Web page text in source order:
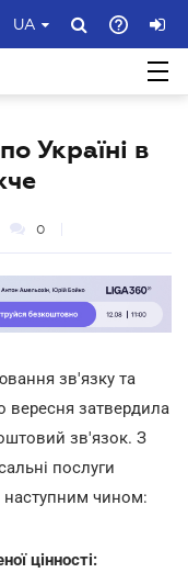
UA
Україні в
0
зв'язку та
вересня затвердила
зв'язок. З
послуги
наступним чином:
цінності: